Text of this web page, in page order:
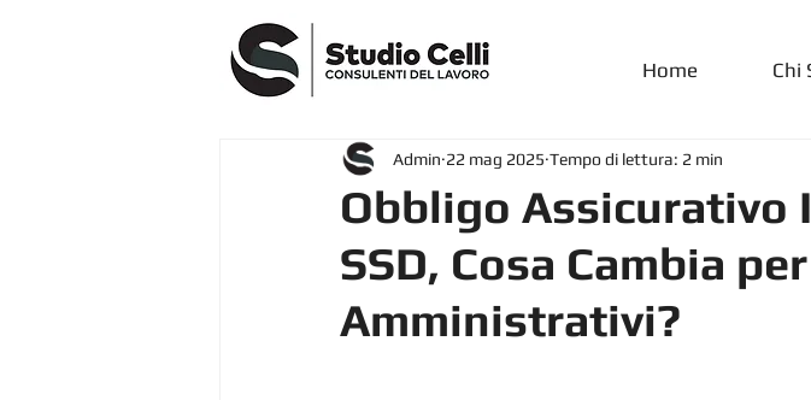
Home Chi
Obbligo Assicurativo
SSD, Cosa Cambia
Amministrativi?
Admin 22 mag 2025 Tempo di lettura: 2 min